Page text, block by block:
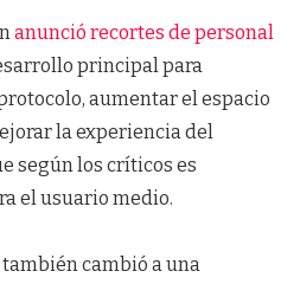
anunció recortes de personal
principal para
aumentar el espacio
la experiencia del
según los críticos es
el usuario medio.
cambió a una